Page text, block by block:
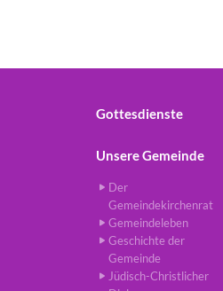
Gottesdienste
Unsere Gemeinde
Der
Gemeindekirchenrat
Gemeindeleben
Geschichte der
Gemeinde
Jüdisch-Christlicher